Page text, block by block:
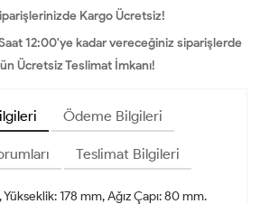
Kargo Ücretsiz!
12:00'ye kadar vereceğiniz siparişlerde
Ücretsiz Teslimat İmkanı!
Ödeme Bilgileri
Teslimat Bilgileri
178 mm, Ağız Çapı: 80 mm.